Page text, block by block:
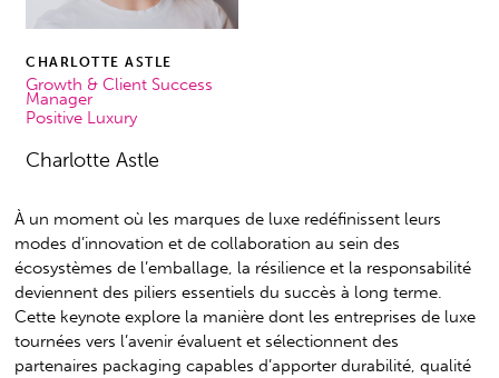
CHARLOTTE ASTLE
Growth & Client Success
Manager
Positive Luxury
Charlotte Astle
À un moment où les marques de luxe redéfinissent leurs
modes d’innovation et de collaboration au sein des
écosystèmes de l’emballage, la résilience et la responsabilité
deviennent des piliers essentiels du succès à long terme.
Cette keynote explore la manière dont les entreprises de luxe
tournées vers l’avenir évaluent et sélectionnent des
partenaires packaging capables d’apporter durabilité, qualité